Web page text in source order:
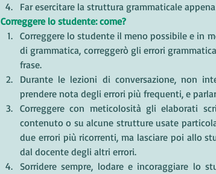
Far esercitare la struttura grammaticale
Correggere lo studente: come?
Correggere lo studente il meno possibile e in
di grammatica, correggerò gli errori
frase.
Durante le lezioni di conversazione, non
prendere nota degli errori più frequenti, e
Correggere con meticolosità gli elaborati
contenuto o su alcune strutture usate
due errori più ricorrenti, ma lasciare poi allo
dal docente degli altri errori.
Sorridere sempre, lodare e incoraggiare lo